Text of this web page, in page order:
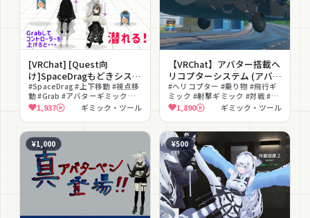
[VRChat] [Quest向
け]SpaceDragもどきシステ
ム (アバターギミック)
SpaceDragLikeSystem
#SpaceDrag #上下移動 #視点移
動 #Grab #アバターギミック
#Quest向け #無料 #便利 #ツー
ル #PhysBone対応
1,937 ギミック・ツール
【VRChat】アバター搭載ヘ
リコプターシステム (アバタ
ーギミック)
AvatarHelicopterSystem
（AHS）
#ヘリコプター #乗り物 #飛行ギ
ミック #射撃ギミック #対戦 #同
期 #ミリタリー #メカ #ギミック
1,890 ギミック・ツール
¥1,000 ¥500